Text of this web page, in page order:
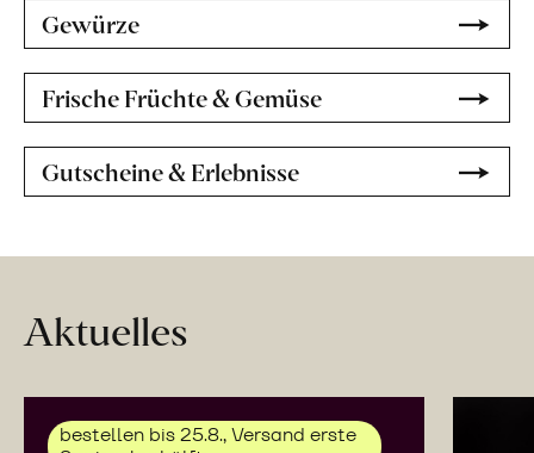
Gewürze
Frische Früchte & Gemüse
Gutscheine & Erlebnisse
Aktuelles
bestellen bis 25.8., Versand erste